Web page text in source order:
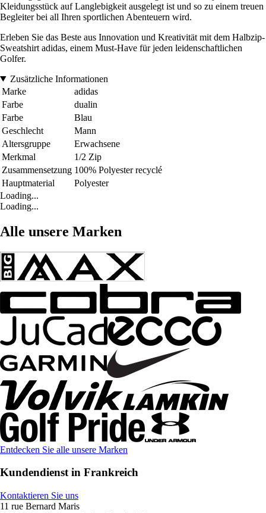
Kleidungsstück auf Langlebigkeit ausgelegt ist und so zu einem treuen
Begleiter bei all Ihren sportlichen Abenteuern wird.
Erleben Sie das Beste aus Innovation und Kreativität mit dem Halbzip-
Sweatshirt adidas, einem Must-Have für jeden leidenschaftlichen
Golfer.
Zusätzliche Informationen
Marke
adidas
Farbe
dualin
Farbe
Blau
Geschlecht
Mann
Altersgruppe
Erwachsene
Merkmal
1/2 Zip
Zusammensetzung 100% Polyester recyclé
Hauptmaterial
Polyester
Loading...
Loading...
Alle unsere Marken
Entdecken Sie alle unsere Marken
Kundendienst in Frankreich
Kontaktieren Sie uns
11 rue Bernard Maris